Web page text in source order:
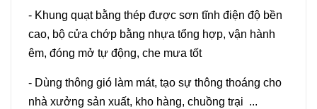
- Khung quạt bằng thép được sơn tĩnh điện độ bền
cao, bộ cửa chớp bằng nhựa tổng hợp, vận hành
êm, đóng mở tự động, che mưa tốt
- Dùng thông gió làm mát, tạo sự thông thoáng cho
nhà xưởng sản xuất, kho hàng, chuồng trại ...